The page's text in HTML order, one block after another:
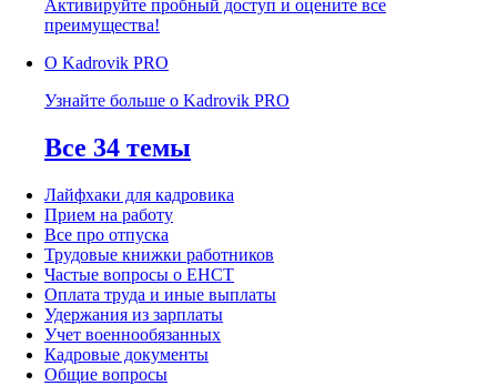
Активируйте пробный доступ и оцените все
преимущества!
О Kadrovik PRO
Узнайте больше о Kadrovik PRO
Все 34 темы
Лайфхаки для кадровика
Прием на работу
Все про отпуска
Трудовые книжки работников
Частые вопросы о ЕНСТ
Оплата труда и иные выплаты
Удержания из зарплаты
Учет военнообязанных
Кадровые документы
Общие вопросы